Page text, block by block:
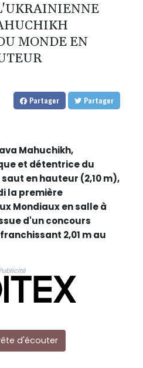
MONDE EN
Partager Partager
Mahuchikh,
et détentrice du
en hauteur (2,10 m),
la première
Mondiaux en salle à
d'un concours
2,01 m au
d'écouter